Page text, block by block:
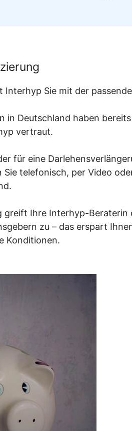
Interhyp Sie mit der
in Deutschland haben
vertraut.
für eine
telefonisch, per Video
greift Ihre Interhyp-Beraterin
zu – das erspart
Konditionen.